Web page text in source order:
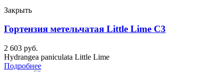
Закрыть
Гортензия метельчатая Little Lime C3
2 603 руб.
Hydrangea paniculata Little Lime
Подробнее